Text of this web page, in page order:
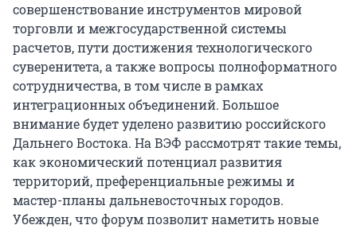
совершенствование инструментов мировой
торговли и межгосударственной системы
расчетов, пути достижения технологического
суверенитета, а также вопросы полноформатного
сотрудничества, в том числе в рамках
интеграционных объединений. Большое
внимание будет уделено развитию российского
Дальнего Востока. На ВЭФ рассмотрят такие темы,
как экономический потенциал развития
территорий, преференциальные режимы и
мастер-планы дальневосточных городов.
Убежден, что форум позволит наметить новые